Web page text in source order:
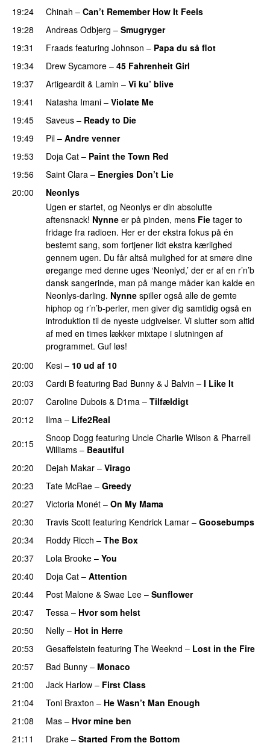
19:24 Chinah – Can’t Remember How It Feels
19:28 Andreas Odbjerg – Smugryger
19:31
Fraads featuring Johnson – Papa du så flot
19:34 Drew Sycamore – 45 Fahrenheit Girl
19:37
Artigeardit & Lamin – Vi ku’ blive
19:41
Natasha Imani – Violate Me
19:45 Saveus – Ready to Die
19:49 Pil – Andre venner
19:53
Doja Cat – Paint the Town Red
19:56
Saint Clara – Energies Don’t Lie
20:00
Neonlys
Ugen er startet, og Neonlys er din absolutte
aftensnack! Nynne er på pinden, mens Fie tager to
fridage fra radioen. Her er der ekstra fokus på én
bestemt sang, som fortjener lidt ekstra kærlighed
gennem ugen. Du får altså mulighed for at smøre dine
øregange med denne uges ‘Neonlyd,’ der er af en r’n’b
dansk sangerinde, man på mange måder kan kalde en
Neonlys-darling. Nynne spiller også alle de gemte
hiphop og r’n’b-perler, men giver dig samtidig også en
introduktion til de nyeste udgivelser. Vi slutter som altid
af med en times lækker mixtape i slutningen af
programmet. Guf løs!
20:00
Kesi – 10 ud af 10
20:03
Cardi B featuring Bad Bunny & J Balvin – I Like It
20:07 Caroline Dubois & D1ma – Tilfældigt
20:12
Ilma – Life2Real
20:15
Snoop Dogg featuring Uncle Charlie Wilson & Pharrell
Williams – Beautiful
20:20
Dejah Makar – Virago
20:23
Tate McRae – Greedy
20:27
Victoria Monét – On My Mama
20:30
Travis Scott featuring Kendrick Lamar – Goosebumps
20:34
Roddy Ricch – The Box
20:37
Lola Brooke – You
20:40
Doja Cat – Attention
20:44
Post Malone & Swae Lee – Sunflower
20:47
Tessa – Hvor som helst
20:50
Nelly – Hot in Herre
20:53
Gesaffelstein featuring The Weeknd – Lost in the Fire
20:57
Bad Bunny – Monaco
21:00
Jack Harlow – First Class
21:04 Toni Braxton – He Wasn’t Man Enough
21:08
Mas – Hvor mine ben
21:11
Drake – Started From the Bottom